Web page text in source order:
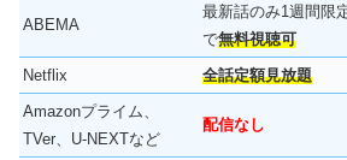
ABEMA
最新話のみ1週間限
で無料視聴可
Netflix
全話定額見放題
Amazonプライム、
TVer、U-NEXTなど
配信なし